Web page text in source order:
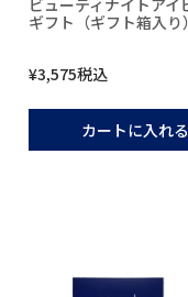
ビューティナイトアイ
ギフト（ギフト箱入
¥3,575税込
カートに入れる